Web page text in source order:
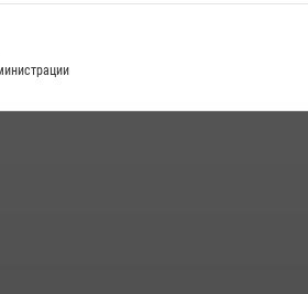
росгвардейцы задержали хулигана,
пистолетом
цифровом форуме